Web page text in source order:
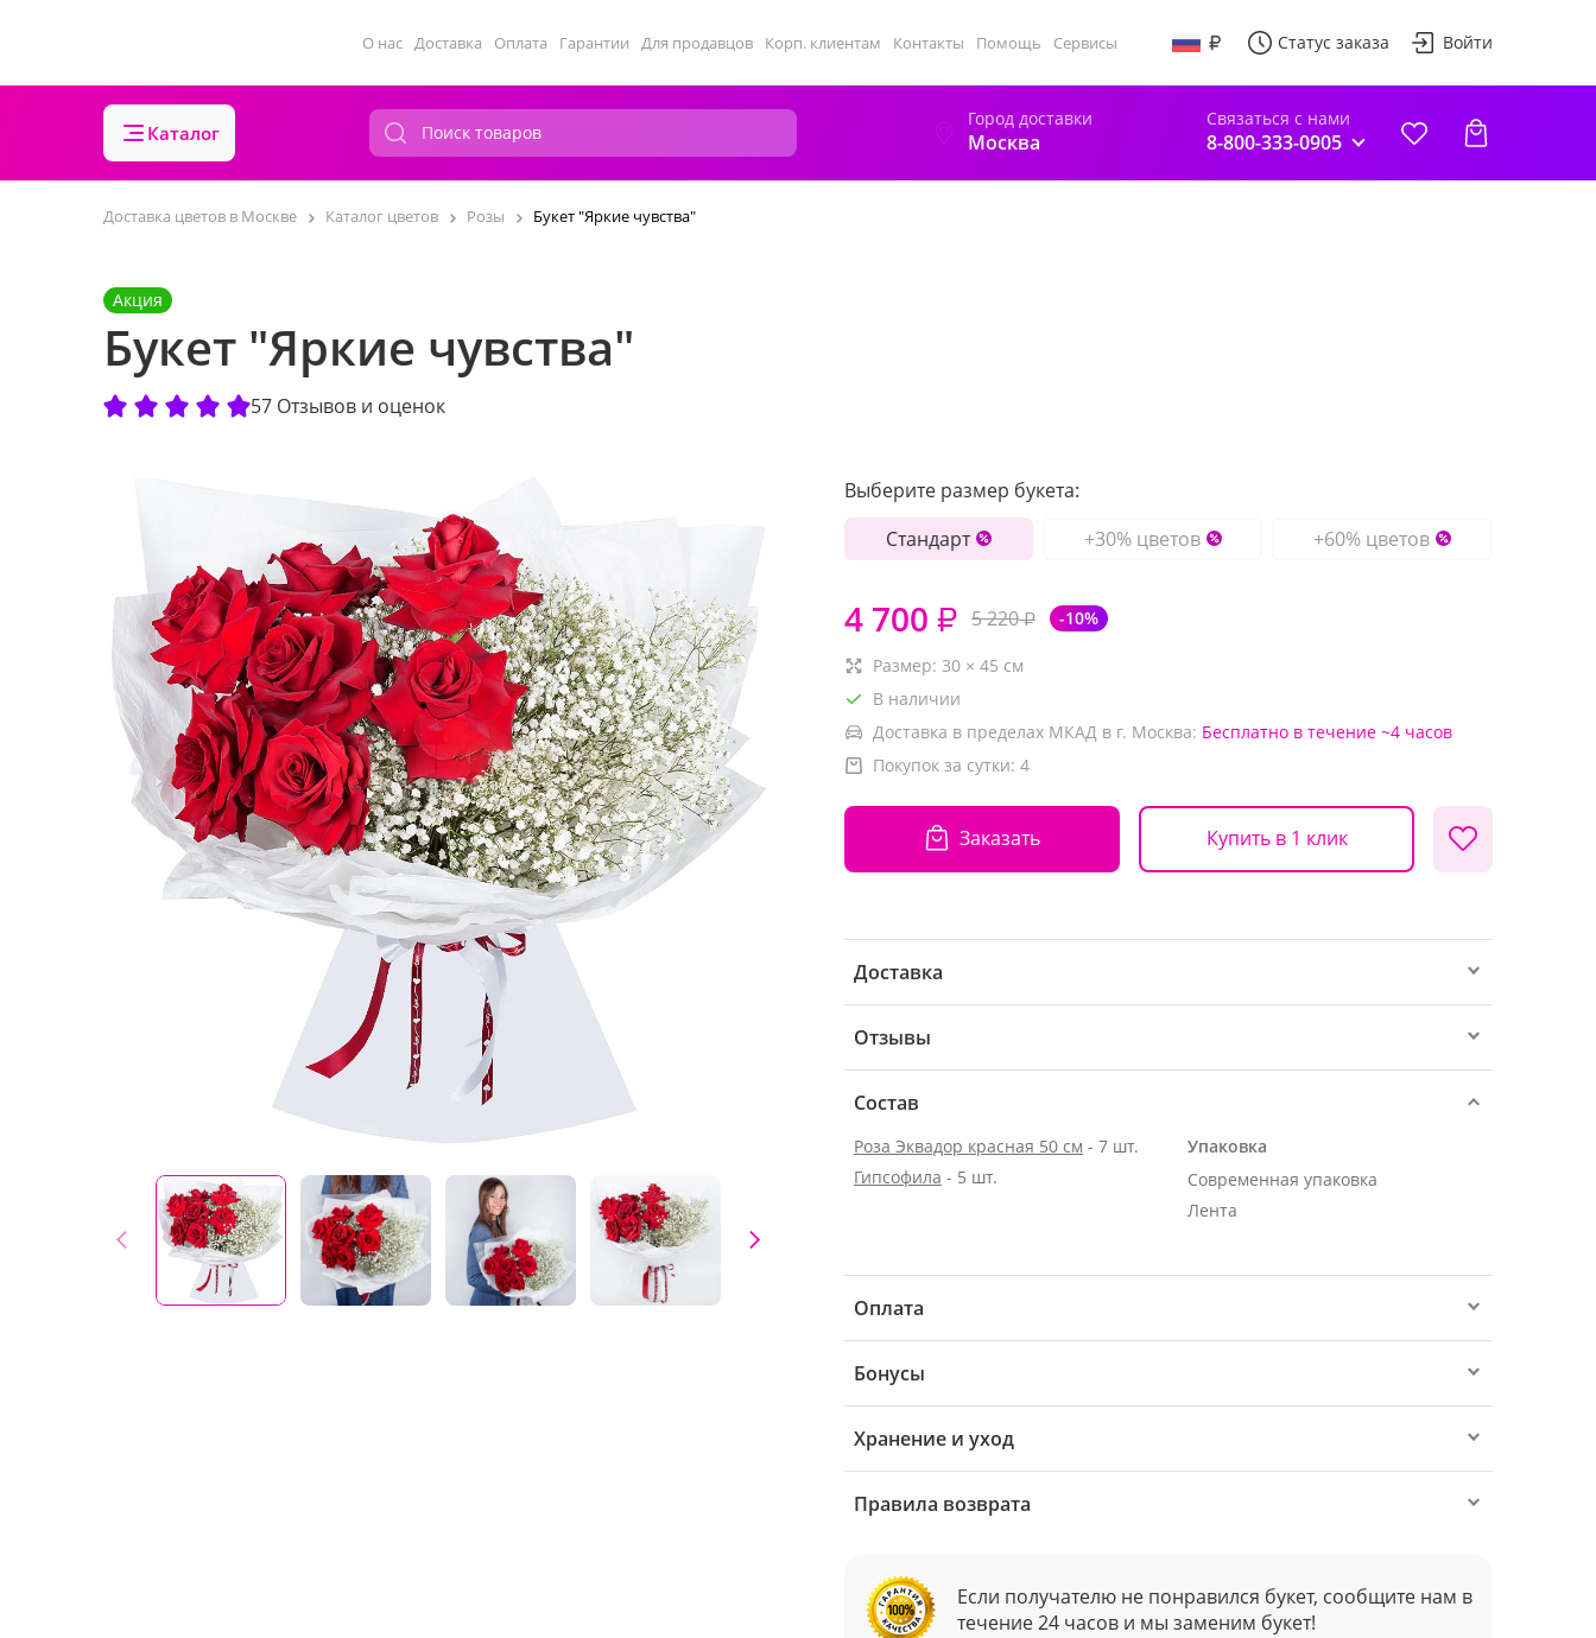
О нас Доставка Оплата Гарантии Для продавцов Корп. клиентам Контакты Помощь Сервисы Статус заказа Войти
Каталог
Город доставки
Москва
Связаться с нами
8-800-333-0905
Доставка цветов в Москве Каталог цветов Розы Букет "Яркие чувства"
Акция
Букет "Яркие чувства"
57 Отзывов и оценок
Выберите размер букета:
Стандарт
+30% цветов +60% цветов
4 700 ₽ 5 220₽ -10%
Размер: 30 × 45 см
В наличии
Доставка в пределах МКАД в г. Москва: Бесплатно в течение ~4 часов
Покупок за сутки: 4
Заказать Купить в 1 клик
Доставка
Отзывы
Состав
Роза Эквадор красная 50 см - 7 шт.
Гипсофила - 5 шт.
Упаковка
Современная упаковка
Лента
Оплата
Бонусы
Хранение и уход
Правила возврата
Если получателю не понравился букет, сообщите нам в
течение 24 часов и мы заменим букет!